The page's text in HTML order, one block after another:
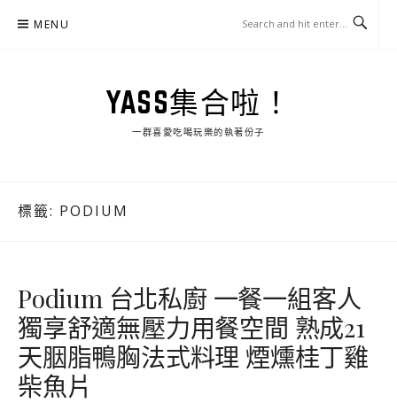
MENU
YASS集合啦！
一群喜愛吃喝玩樂的執著份子
標籤: PODIUM
Podium 台北私廚 一餐一組客人
獨享舒適無壓力用餐空間 熟成21
天胭脂鴨胸法式料理 煙燻桂丁雞
柴魚片